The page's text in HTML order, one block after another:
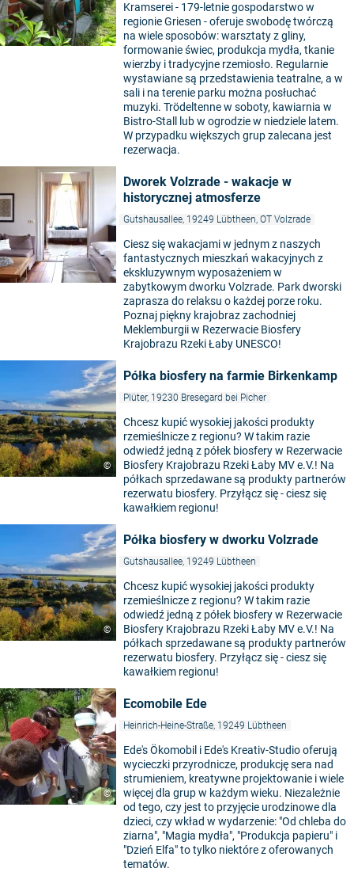
Kramserei - 179-letnie gospodarstwo w
regionie Griesen - oferuje swobodę twórczą
na wiele sposobów: warsztaty z gliny,
formowanie świec, produkcja mydła, tkanie
wierzby i tradycyjne rzemiosło. Regularnie
wystawiane są przedstawienia teatralne, a w
sali i na terenie parku można posłuchać
muzyki. Trödeltenne w soboty, kawiarnia w
Bistro-Stall lub w ogrodzie w niedziele latem.
W przypadku większych grup zalecana jest
rezerwacja.
Dworek Volzrade - wakacje w
historycznej atmosferze
Gutshausallee, 19249 Lübtheen, OT Volzrade
Ciesz się wakacjami w jednym z naszych
fantastycznych mieszkań wakacyjnych z
ekskluzywnym wyposażeniem w
zabytkowym dworku Volzrade. Park dworski
zaprasza do relaksu o każdej porze roku.
Poznaj piękny krajobraz zachodniej
Meklemburgii w Rezerwacie Biosfery
Krajobrazu Rzeki Łaby UNESCO!
©
Półka biosfery na farmie Birkenkamp
Plüter, 19230 Bresegard bei Picher
Chcesz kupić wysokiej jakości produkty
rzemieślnicze z regionu? W takim razie
odwiedź jedną z półek biosfery w Rezerwacie
Biosfery Krajobrazu Rzeki Łaby MV e.V.! Na
półkach sprzedawane są produkty partnerów
rezerwatu biosfery. Przyłącz się - ciesz się
kawałkiem regionu!
©
Półka biosfery w dworku Volzrade
Gutshausallee, 19249 Lübtheen
Chcesz kupić wysokiej jakości produkty
rzemieślnicze z regionu? W takim razie
odwiedź jedną z półek biosfery w Rezerwacie
Biosfery Krajobrazu Rzeki Łaby MV e.V.! Na
półkach sprzedawane są produkty partnerów
rezerwatu biosfery. Przyłącz się - ciesz się
kawałkiem regionu!
©
Ecomobile Ede
Heinrich-Heine-Straße, 19249 Lübtheen
Ede's Ökomobil i Ede's Kreativ-Studio oferują
wycieczki przyrodnicze, produkcję sera nad
strumieniem, kreatywne projektowanie i wiele
więcej dla grup w każdym wieku. Niezależnie
od tego, czy jest to przyjęcie urodzinowe dla
dzieci, czy wkład w wydarzenie: "Od chleba do
ziarna", "Magia mydła", "Produkcja papieru" i
"Dzień Elfa" to tylko niektóre z oferowanych
tematów.